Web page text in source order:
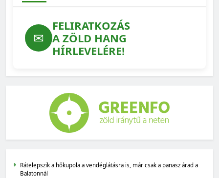
✉
FELIRATKOZÁS
A ZÖLD HANG
HÍRLEVELÉRE!
Rátelepszik a hőkupola a vendéglátásra is, már csak a panasz árad a
Balatonnál